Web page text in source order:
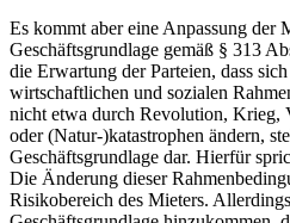
Es kommt aber eine Anpassung der
Geschäftsgrundlage gemäß § 313
die Erwartung der Parteien, dass
wirtschaftlichen und sozialen
nicht etwa durch Revolution, Krieg,
oder (Natur-)katastrophen ändern,
Geschäftsgrundlage dar. Hierfür
Die Änderung dieser
Risikobereich des Mieters.